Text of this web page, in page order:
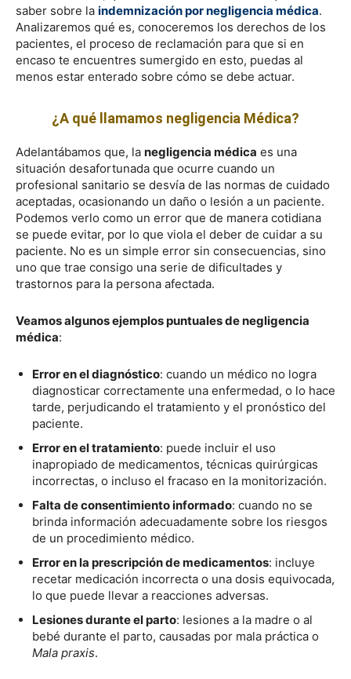
saber sobre la indemnización por negligencia médica.
Analizaremos qué es, conoceremos los derechos de los
pacientes, el proceso de reclamación para que si en
encaso te encuentres sumergido en esto, puedas al
menos estar enterado sobre cómo se debe actuar.
¿A qué llamamos negligencia Médica?
Adelantábamos que, la negligencia médica es una
situación desafortunada que ocurre cuando un
profesional sanitario se desvía de las normas de cuidado
aceptadas, ocasionando un daño o lesión a un paciente.
Podemos verlo como un error que de manera cotidiana
se puede evitar, por lo que viola el deber de cuidar a su
paciente. No es un simple error sin consecuencias, sino
uno que trae consigo una serie de dificultades y
trastornos para la persona afectada.
Veamos algunos ejemplos puntuales de negligencia
médica:
Error en el diagnóstico: cuando un médico no logra
diagnosticar correctamente una enfermedad, o lo hace
tarde, perjudicando el tratamiento y el pronóstico del
paciente.
Error en el tratamiento: puede incluir el uso
inapropiado de medicamentos, técnicas quirúrgicas
incorrectas, o incluso el fracaso en la monitorización.
Falta de consentimiento informado: cuando no se
brinda información adecuadamente sobre los riesgos
de un procedimiento médico.
Error en la prescripción de medicamentos: incluye
recetar medicación incorrecta o una dosis equivocada,
lo que puede llevar a reacciones adversas.
Lesiones durante el parto: lesiones a la madre o al
bebé durante el parto, causadas por mala práctica o
Mala praxis.